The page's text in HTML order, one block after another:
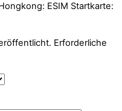
ESIM Startkarte:
Erforderliche